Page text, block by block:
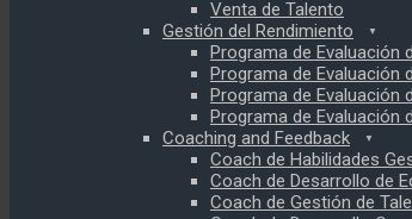
Venta de Talento
Gestión del Rendimiento
Programa de Evaluación
Programa de Evaluación
Programa de Evaluación
Programa de Evaluación
Coaching and Feedback
Coach de Habilidades
Coach de Desarrollo de
Coach de Gestión de